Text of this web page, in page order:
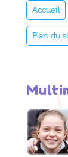
Accueil
Plan du